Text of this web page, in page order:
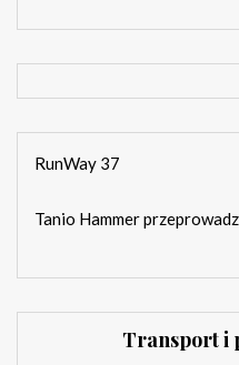
RunWay 37
Tanio Hammer
Transport i